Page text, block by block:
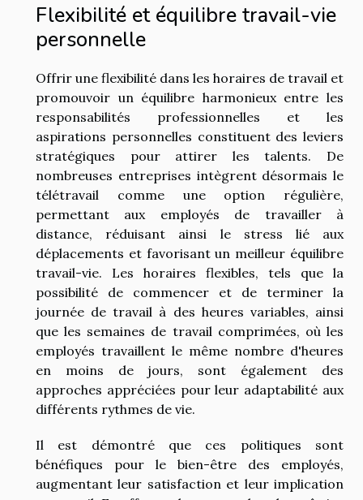
Flexibilité et équilibre travail-vie
personnelle
Offrir une flexibilité dans les horaires de travail et
promouvoir un équilibre harmonieux entre les
responsabilités professionnelles et les
aspirations personnelles constituent des leviers
stratégiques pour attirer les talents. De
nombreuses entreprises intègrent désormais le
télétravail comme une option régulière,
permettant aux employés de travailler à
distance, réduisant ainsi le stress lié aux
déplacements et favorisant un meilleur équilibre
travail-vie. Les horaires flexibles, tels que la
possibilité de commencer et de terminer la
journée de travail à des heures variables, ainsi
que les semaines de travail comprimées, où les
employés travaillent le même nombre d'heures
en moins de jours, sont également des
approches appréciées pour leur adaptabilité aux
différents rythmes de vie.
Il est démontré que ces politiques sont
bénéfiques pour le bien-être des employés,
augmentant leur satisfaction et leur implication